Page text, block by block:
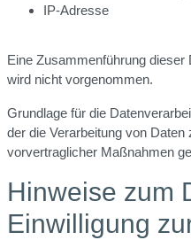
IP-Adresse
Eine Zusammenführung dieser
wird nicht vorgenommen.
Grundlage für die
der die Verarbeitung von
vorvertraglicher Maßnahmen
Hinweise zum
Einwilligung